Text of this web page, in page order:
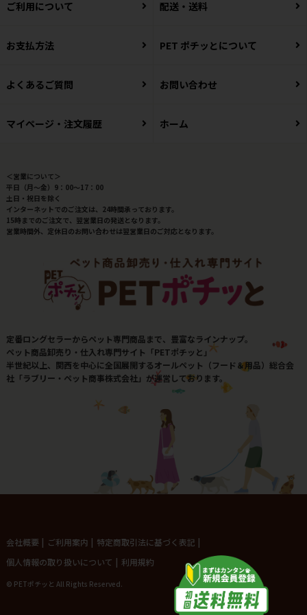
ご利用について 配送・送料
お支払方法 PET ポチッとについて
よくあるご質問 お問い合わせ
マイページ・注文履歴 ホーム
＜営業について＞
平日（月～金）9：00～17：00
土日・祝日を除く
インターネットでのご注文は、24時間承っております。
15時までのご注文で、翌営業日の発送となります。
営業時間外、定休日のお問い合わせは翌営業日のご対応となります。
定番ロングセラーからペット専門商品まで、豊富なラインナップ。
ペット商品卸売り・仕入れ専門サイト「PETポチッと」
半世紀以上、関西を中心に全国展開するオールペット（フード＆用品）総合会
社「ラブリー・ペット商事株式会社」が運営しております。
会社概要 | ご利用案内 | 特定商取引法に基づく表記 |
個人情報の取り扱いについて | 利用規約
© PETポチッと All Rights Reserved.